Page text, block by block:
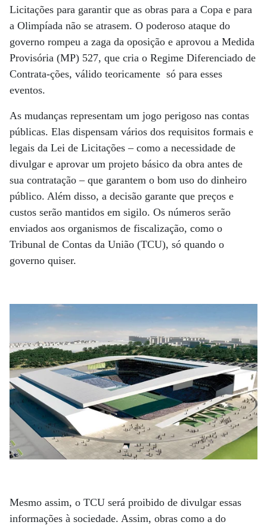
Licitações para garantir que as obras para a Copa e para
a Olimpíada não se atrasem. O poderoso ataque do
governo rompeu a zaga da oposição e aprovou a Medida
Provisória (MP) 527, que cria o Regime Diferenciado de
Contrata-ções, válido teoricamente só para esses
eventos.
As mudanças representam um jogo perigoso nas contas
públicas. Elas dispensam vários dos requisitos formais e
legais da Lei de Licitações – como a necessidade de
divulgar e aprovar um projeto básico da obra antes de
sua contratação – que garantem o bom uso do dinheiro
público. Além disso, a decisão garante que preços e
custos serão mantidos em sigilo. Os números serão
enviados aos organismos de fiscalização, como o
Tribunal de Contas da União (TCU), só quando o
governo quiser.
Mesmo assim, o TCU será proibido de divulgar essas
informações à sociedade. Assim, obras como a do